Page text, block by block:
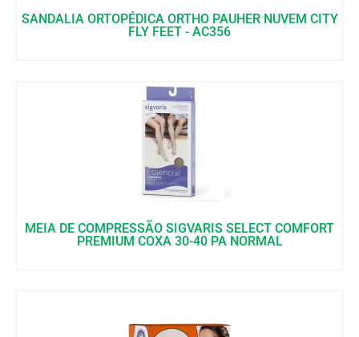
SANDALIA ORTOPÉDICA ORTHO PAUHER NUVEM CITY
FLY FEET - AC356
MEIA DE COMPRESSÃO SIGVARIS SELECT COMFORT
PREMIUM COXA 30-40 PA NORMAL